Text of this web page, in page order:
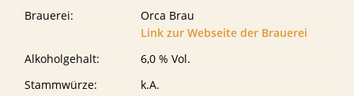
Brauerei:
Orca Brau
Link zur Webseite der Brauerei
Alkoholgehalt:
6,0 % Vol.
Stammwürze:
k.A.